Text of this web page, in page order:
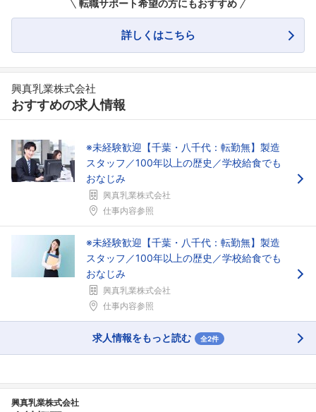
こちらの企業もフォローしませんか？
転職サポート希望の方にもおすすめ
詳しくはこちら
興真乳業株式会社
おすすめの求人情報
※未経験歓迎【千葉・八千代：転勤無】製造
スタッフ／100年以上の歴史／学校給食でも
おなじみ
興真乳業株式会社
仕事内容参照
※未経験歓迎【千葉・八千代：転勤無】製造
スタッフ／100年以上の歴史／学校給食でも
おなじみ
興真乳業株式会社
仕事内容参照
求人情報をもっと読む 全2件
興真乳業株式会社